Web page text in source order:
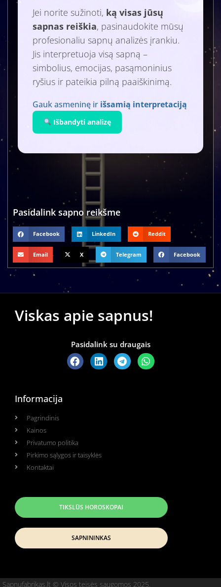
Jei norite sužinoti, ką visas jūsų
sapnas reiškia, pasinaudokite mūsų
profesionaliu sapnų analizės įrankiu.
Jis interpretuoja visą sapną –
simbolius, emocijas, pasąmoninius
ryšius ir pateikia pilną paaiškinimą.
Gauk asmeninę ir išsamią interpretaciją
Išbandyti analizę
Pasidalink sapno reikšme
Facebook LinkedIn Reddit
Email X Telegram Facebook
Viskas apie sapnus!
Pasidalink su draugais
Informacija
Pagrindinis
Kainos
Privatumo politika
Pirkimo sąlygos ir taisyklės
Kontaktai
TIKSLŪS HOROSKOPAI
SAPNININKAS
Sapnufabrikas.lt © Visos teisės saugomos 2025.